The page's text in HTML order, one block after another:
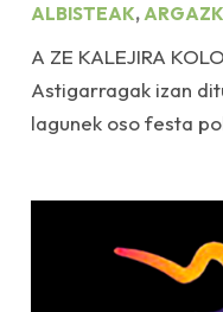
ALBISTEAK,
A ZE KALEJIRA
Astigarragak izan
lagunek oso festa